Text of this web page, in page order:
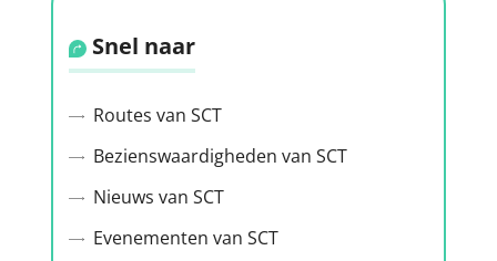
Snel naar
Routes van SCT
Bezienswaardigheden van SCT
Nieuws van SCT
Evenementen van SCT